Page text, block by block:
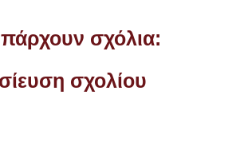
σχόλια:
σχολίου